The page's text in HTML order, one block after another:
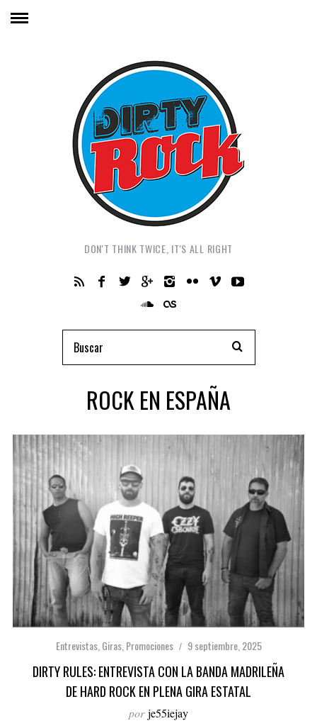
DON'T THINK TWICE, IT'S ALL RIGHT
ROCK EN ESPAÑA
Entrevistas, Giras, Promociones 9 septiembre, 2025
DIRTY RULES: ENTREVISTA CON LA BANDA MADRILEÑA
DE HARD ROCK EN PLENA GIRA ESTATAL
por je55iejay